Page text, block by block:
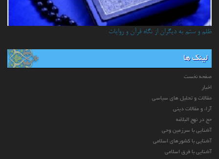
ظلم و ستم به دیگران از نگاه قرآن و روایات
لینک ها
صفحه نخست
اخبار
مقالات و تحلیل های سیاسی
آراء و مقالات دینی
حج در نهج البلاغه
آشنایی با سرزمین وحی
آشنایی با کشورهای اسلامی
آشنایی با فرق اسلامی